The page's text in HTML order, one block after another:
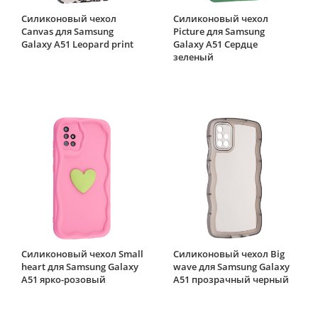
Силиконовый чехол
Canvas для Samsung
Galaxy A51 Leopard print
Силиконовый чехол
Picture для Samsung
Galaxy A51 Сердце
зеленый
Силиконовый чехол Small
heart для Samsung Galaxy
A51 ярко-розовый
Силиконовый чехол Big
wave для Samsung Galaxy
A51 прозрачный черный